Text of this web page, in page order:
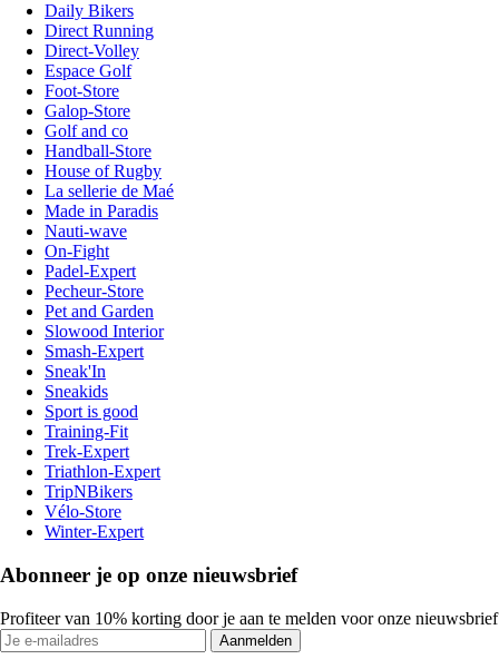
Daily Bikers
Direct Running
Direct-Volley
Espace Golf
Foot-Store
Galop-Store
Golf and co
Handball-Store
House of Rugby
La sellerie de Maé
Made in Paradis
Nauti-wave
On-Fight
Padel-Expert
Pecheur-Store
Pet and Garden
Slowood Interior
Smash-Expert
Sneak'In
Sneakids
Sport is good
Training-Fit
Trek-Expert
Triathlon-Expert
TripNBikers
Vélo-Store
Winter-Expert
Abonneer je op onze nieuwsbrief
Profiteer van 10% korting door je aan te melden voor onze nieuwsbrief
Aanmelden